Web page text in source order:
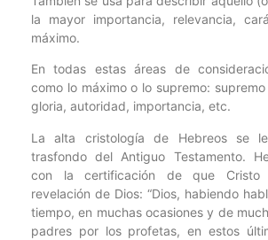
la mayor importancia, relevancia,
máximo.
En todas estas áreas de
como lo máximo o lo supremo:
gloria, autoridad, importancia, etc.
La alta cristología de Hebreos se
trasfondo del Antiguo Testamento.
con la certificación de que Cristo
revelación de Dios: “Dios, habiendo
tiempo, en muchas ocasiones y de
padres por los profetas, en estos